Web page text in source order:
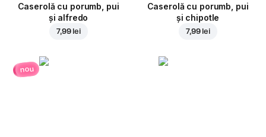
Caserolă cu porumb, pui
și alfredo
7,99 lei
Caserolă cu porumb, pui
și chipotle
7,99 lei
nou